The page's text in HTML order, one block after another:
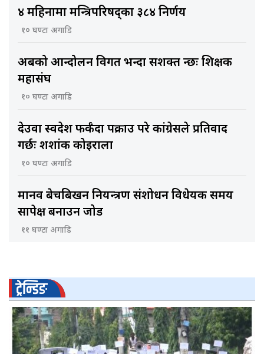
४ महिनामा मन्त्रिपरिषद्का ३८४ निर्णय
१० घण्टा अगाडि
अबको आन्दोलन विगत भन्दा सशक्त हुन्छः शिक्षक
महासंघ
१० घण्टा अगाडि
देउवा स्वदेश फर्कँदा पक्राउ परे कांग्रेसले प्रतिवाद
गर्छः शशांक कोइराला
१० घण्टा अगाडि
मानव बेचबिखन नियन्त्रण संशोधन विधेयक समय
सापेक्ष बनाउन जोड
११ घण्टा अगाडि
ट्रेन्डिङ